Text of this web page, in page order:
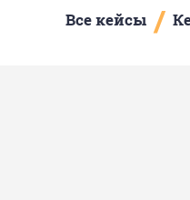
Все кейсы /